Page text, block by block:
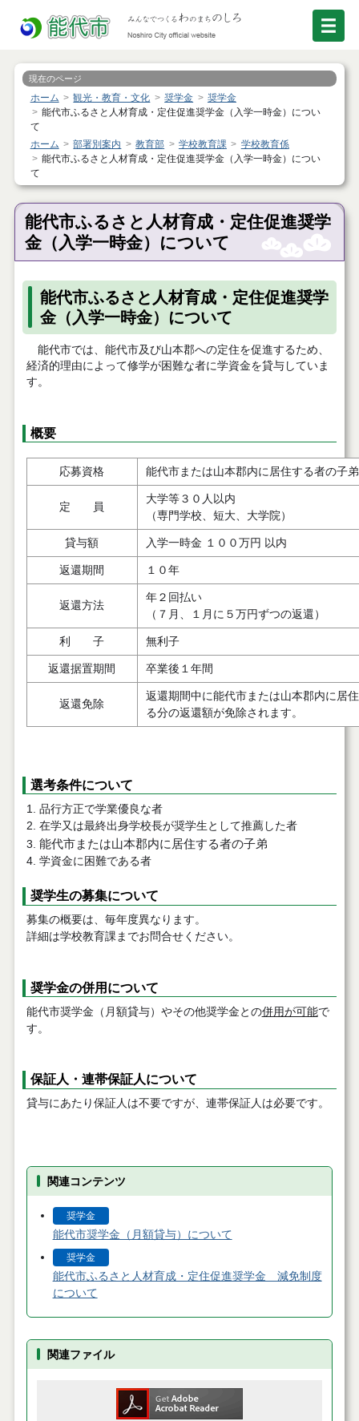
現在のページ
ホーム 観光・教育・文化 奨学金
奨学金
能代市ふるさと人材育成・定住促進奨学金（入学一時金）につい
て
ホーム
部署別案内 教育部 学校教育課
学校教育係
能代市ふるさと人材育成・定住促進奨学金（入学一時金）につい
て
能代市ふるさと人材育成・定住促進奨学
金（入学一時金）について
能代市ふるさと人材育成・定住促進奨学
金（入学一時金）について
能代市では、能代市及び山本郡への定住を促進するため、
経済的理由によって修学が困難な者に学資金を貸与していま
す。
概要
応募資格 能代市または山本郡内に居住する者の子
定 員
大学等３０人以内
（専門学校、短大、大学院）
貸与額 入学一時金 １００万円 以内
返還期間 １０年
返還方法
年２回払い
（７月、１月に５万円ずつの返還）
利 子 無利子
返還据置期間 卒業後１年間
返還免除
返還期間中に能代市または山本郡内に居
る分の返還額が免除されます。
選考条件について
品行方正で学業優良な者
在学又は最終出身学校長が奨学生として推薦した者
能代市または山本郡内に居住する者の子弟
学資金に困難である者
奨学生の募集について
募集の概要は、毎年度異なります。
詳細は学校教育課までお問合せください。
奨学金の併用について
能代市奨学金（月額貸与）やその他奨学金との併用が可能で
す。
保証人・連帯保証人について
貸与にあたり保証人は不要ですが、連帯保証人は必要です。
関連コンテンツ
奨学金
能代市奨学金（月額貸与）について
奨学金
能代市ふるさと人材育成・定住促進奨学金 減免制度
について
関連ファイル